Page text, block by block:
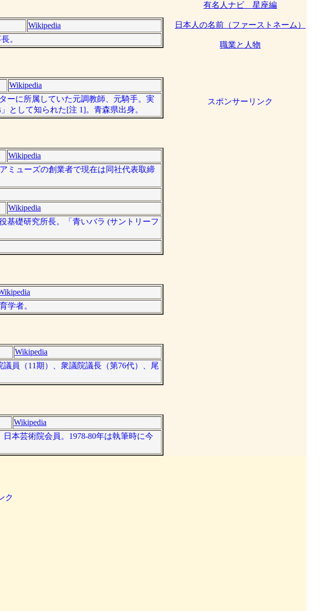
Wikipedia
。
Wikipedia
ーに所属していた元調教師、元騎手。実
として知られた[注 1]。青森県出身。
Wikipedia
ミューズの創業者で現在は同社代表取締
Wikipedia
基礎研究所長。「青いバラ (サントリーフ
学者。
Wikipedia
員（11期）、衆議院議長（第76代）、尾
Wikipedia
本芸術院会員。1978-80年は執筆時に今
有名人ナビ 星座編
日本人の名前（ファーストネーム）
職業と人物
スポンサーリンク
ク